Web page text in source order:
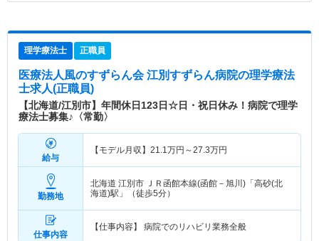
理学療法士 正職員
医療法人風のすずらん会 江別すずらん病院の理学療法
士求人(正職員)
【北海道/江別市】年間休日123日☆日・祝日休み！病院で理学
療法士募集♪〈常勤〉
給与
【モデル月収】 21.1万円～27.3万円
勤務地
北海道 江別市 ＪＲ函館本線(函館－旭川)「高砂(北
海道)駅」（徒歩5分）
仕事内容
【仕事内容】 病院でのリハビリ業務全般